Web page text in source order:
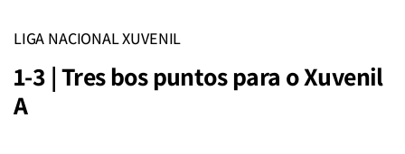
LIGA NACIONAL XUVENIL
1-3 | Tres bos puntos para o Xuvenil
A